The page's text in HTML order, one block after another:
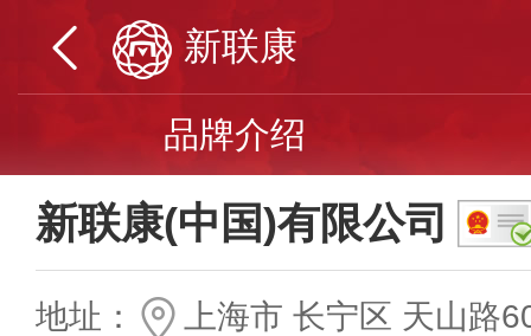
新联康
品牌介绍
新联康(中国)有限公司
地址：
上海市 长宁区 天山路